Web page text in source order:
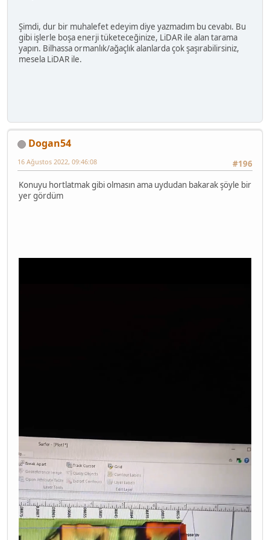
Şimdi, dur bir muhalefet edeyim diye yazmadım bu cevabı. Bu
gibi işlerle boşa enerji tüketeceğinize, LiDAR ile alan tarama
yapın. Bilhassa ormanlık/ağaçlık alanlarda çok şaşırabilirsiniz,
mesela LiDAR ile.
Dogan54
#196
16 Ağustos 2022, 09:46:08
Konuyu hortlatmak gibi olmasın ama uydudan bakarak şöyle bir
yer gördüm